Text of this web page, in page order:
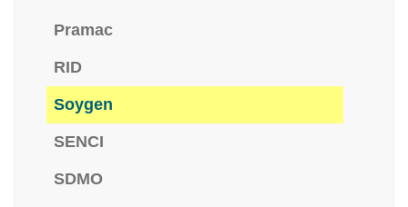
Pramac
RID
Soygen
SENCI
SDMO